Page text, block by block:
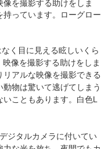
像を撮影する助けを しま
持っています。
ローグロー
なく目に見える眩しいくら
像を撮影する助けをしま
リアルな映像を撮影できる
物は驚いて逃げてしまう
こともあります。 白色L
デジタルカメラに付いてい